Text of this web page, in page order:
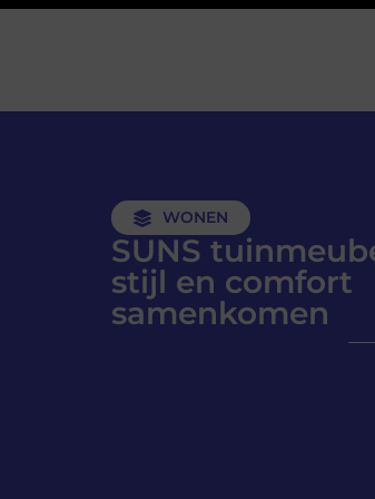
WONEN
SUNS
stijl en comfort
samenkomen